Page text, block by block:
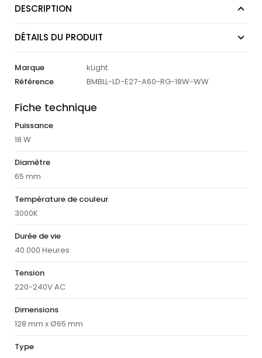
DESCRIPTION
DÉTAILS DU PRODUIT
Marque
kLight
Référence
BMBLL-LD-E27-A60-RG-18W-WW
Fiche technique
Puissance
18 W
Diamètre
65 mm
Température de couleur
3000K
Durée de vie
40.000 Heures
Tension
220-240V AC
Dimensions
128 mm x Ø65 mm
Type